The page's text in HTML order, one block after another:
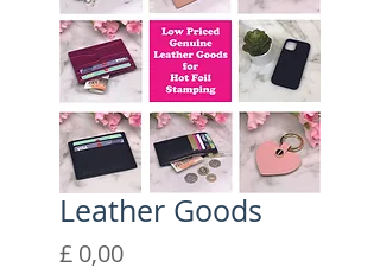
Leather Goods
£ 0,00Prijs